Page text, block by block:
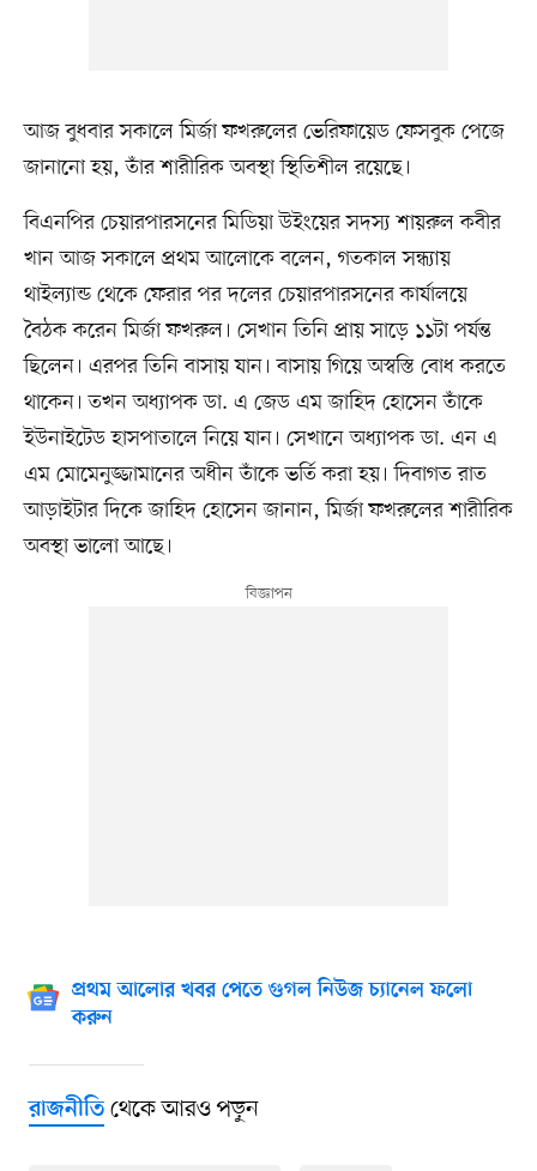
আজ বুধবার সকালে মির্জা ফখরুলের ভেরিফায়েড ফেসবুক পেজে
জানানো হয়, তাঁর শারীরিক অবস্থা স্থিতিশীল রয়েছে।
বিএনপির চেয়ারপারসনের মিডিয়া উইংয়ের সদস্য শায়রুল কবীর
খান আজ সকালে প্রথম আলোকে বলেন, গতকাল সন্ধ্যায়
থাইল্যান্ড থেকে ফেরার পর দলের চেয়ারপারসনের কার্যালয়ে
বৈঠক করেন মির্জা ফখরুল। সেখান তিনি প্রায় সাড়ে ১১টা পর্যন্ত
ছিলেন। এরপর তিনি বাসায় যান। বাসায় গিয়ে অস্বস্তি বোধ করতে
থাকেন। তখন অধ্যাপক ডা. এ জেড এম জাহিদ হোসেন তাঁকে
ইউনাইটেড হাসপাতালে নিয়ে যান। সেখানে অধ্যাপক ডা. এন এ
এম মোমেনুজ্জামানের অধীন তাঁকে ভর্তি করা হয়। দিবাগত রাত
আড়াইটার দিকে জাহিদ হোসেন জানান, মির্জা ফখরুলের শারীরিক
অবস্থা ভালো আছে।
প্রথম আলোর খবর পেতে গুগল নিউজ চ্যানেল ফলো
করুন
রাজনীতিথেকে আরও পড়ুন